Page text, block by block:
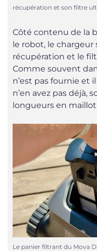
récupération et son filtre
Côté contenu de la
le robot, le chargeur
récupération et le
Comme souvent
n’est pas fournie et
n’en avez pas déjà,
longueurs en
Le panier filtrant du Mova